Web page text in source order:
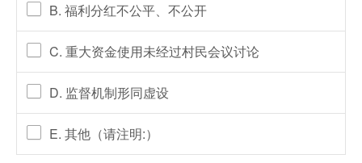
B. 福利分红不公平、不公开
C. 重大资金使用未经过村民会议讨论
D. 监督机制形同虚设
E. 其他（请注明:）